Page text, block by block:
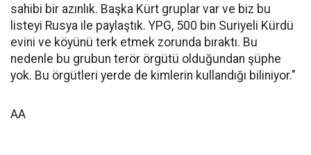
sahibi bir azınlık. Başka Kürt gruplar var ve biz bu
listeyi Rusya ile paylaştık. YPG, 500 bin Suriyeli Kürdü
evini ve köyünü terk etmek zorunda bıraktı. Bu
nedenle bu grubun terör örgütü olduğundan şüphe
yok. Bu örgütleri yerde de kimlerin kullandığı biliniyor."
AA